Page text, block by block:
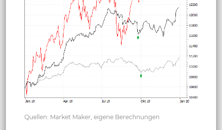
Quellen: Market Maker, eigene Berechnungen